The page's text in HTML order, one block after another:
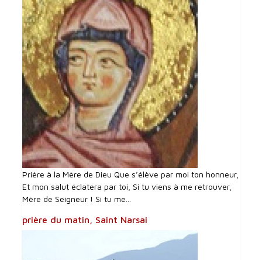
Prière à la Mère de Dieu Que s’élève par moi ton honneur,
Et mon salut éclatera par toi, Si tu viens à me retrouver,
Mère de Seigneur ! Si tu me...
prière du matin, Saint Narsai